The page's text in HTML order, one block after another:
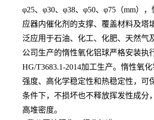
φ25、φ30、φ38、φ50、φ75（mm）
应器内催化剂的支撑、覆盖材料及塔
泛应用于石油、化工、化肥、天然气
公司生产的惰性氧化铝球严格安装执
HG/T3683.1-2014加工生产。惰性氧
强度、高化学稳定性和热稳定性，可
条件下，不损坏也不释放挥发性成分
高堆密度。